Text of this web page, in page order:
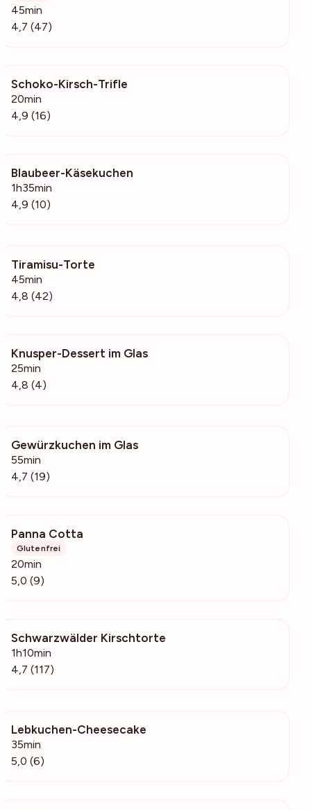
45min
4,7 (47)
Schoko-Kirsch-Trifle
20min
4,9 (16)
Blaubeer-Käsekuchen
1h35min
4,9 (10)
Tiramisu-Torte
45min
4,8 (42)
Knusper-Dessert im Glas
25min
4,8 (4)
Gewürzkuchen im Glas
55min
4,7 (19)
Panna Cotta
Glutenfrei
20min
5,0 (9)
Schwarzwälder Kirschtorte
1h10min
4,7 (117)
Lebkuchen-Cheesecake
35min
5,0 (6)